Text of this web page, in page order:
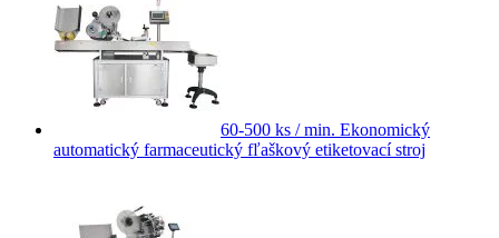
60-500 ks / min. Ekonomický
automatický farmaceutický fľaškový etiketovací stroj